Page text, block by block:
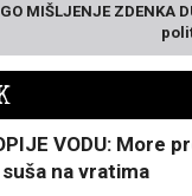
MIŠLJENJE ZDENKA
VODU: More
na vratima